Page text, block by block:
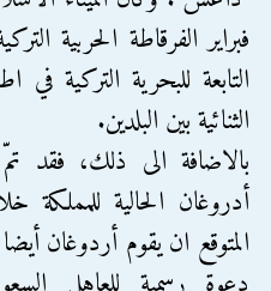
فبراير الفرقاطة الحربية
التابعة للبحرية التركية في
الثنائية بين البلدين.
بالاضافة الى ذلك، فقد
أدروغان الحالية
المتوقع ان يقوم أردوغان